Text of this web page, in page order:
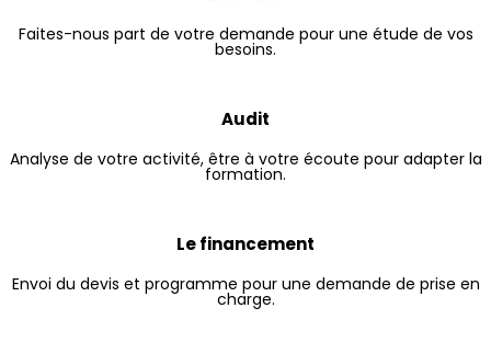
Faites-nous part de votre demande pour une étude de vos
besoins.
Audit
Analyse de votre activité, être à votre écoute pour adapter la
formation.
Le financement
Envoi du devis et programme pour une demande de prise en
charge.